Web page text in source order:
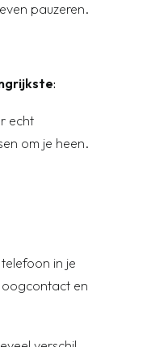
pauzeren.
:
echt
om je heen.
in je
en